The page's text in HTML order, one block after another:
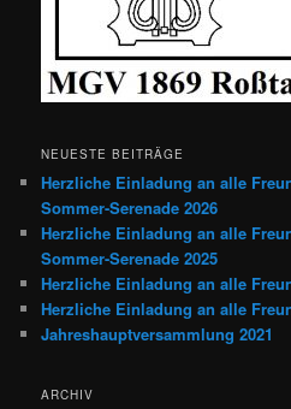
NEUESTE BEITRÄGE
Herzliche Einladung an alle
Sommer-Serenade 2026
Herzliche Einladung an alle
Sommer-Serenade 2025
Herzliche Einladung an alle
Herzliche Einladung an alle
Jahreshauptversammlung 2021
ARCHIV